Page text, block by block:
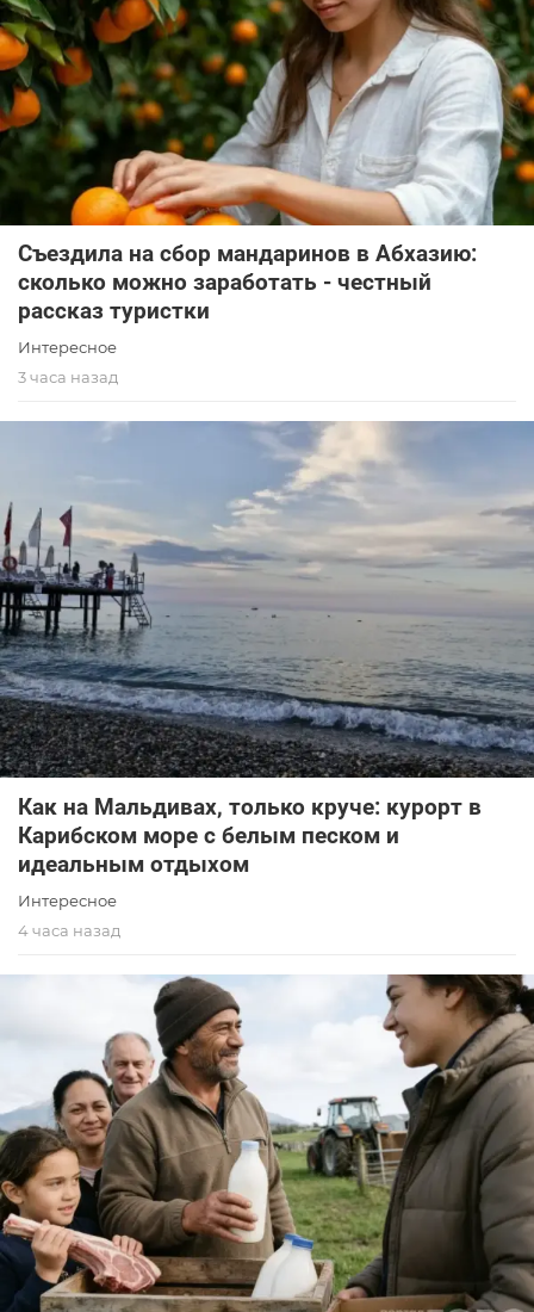
Съездила на сбор мандаринов в Абхазию:
сколько можно заработать - честный
рассказ туристки
Интересное
3 часа назад
Как на Мальдивах, только круче: курорт в
Карибском море с белым песком и
идеальным отдыхом
Интересное
4 часа назад